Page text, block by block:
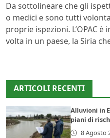
Da sottolineare che gli
o medici e sono tutti
proprie ispezioni. L’OPAC
volta in un paese, la Siria
ARTICOLI RECENTI
Alluvioni in
piani di
8 Agosto